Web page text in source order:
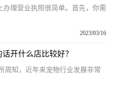
理营业执照很简单。首先，你需
2023/03/16
开什么店比较好？
周知，近年来宠物行业发展非常